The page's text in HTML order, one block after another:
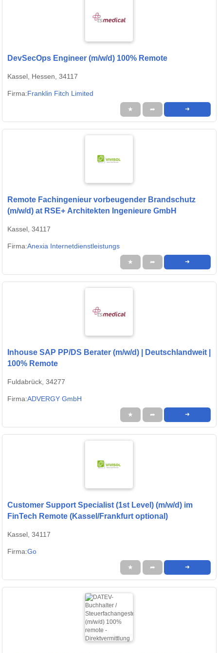
DevSecOps Engineer (m/w/d) 100% Remote
Kassel, Hessen, 34117
Firma:Franklin Fitch Limited
★ ➦ ➜
Remote Fachingenieur vorbeugender Brandschutz
(m/w/d) at RSE+ Architekten Ingenieure GmbH
Kassel, 34117
Firma:Anexia Internetdienstleistungs
★ ➦ ➜
Inhouse SAP PP/DS Berater (m/w/d) | Deutschlandweit |
100% Remote
Fuldabrück, 34277
Firma:ADVERGY GmbH
★ ➦ ➜
Customer Support Specialist (1st Level) (m/w/d) im
FinTech Remote (Kassel/Frankfurt optional)
Kassel, 34117
Firma:Go
★ ➦ ➜